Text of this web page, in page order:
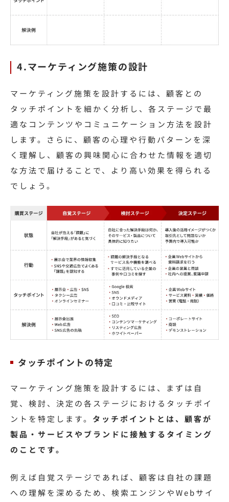
4.マーケティング施策の設計
マーケティング施策を設計するには、顧客との
タッチポイントを細かく分析し、各ステージで最
適なコンテンツやコミュニケーション方法を設計
します。さらに、顧客の心理や行動パターンを深
く理解し、顧客の興味関心に合わせた情報を適切
な方法で届けることで、より高い効果を得られる
でしょう。
タッチポイントの特定
マーケティング施策を設計するには、まずは自
覚、検討、決定の各ステージにおけるタッチポイ
ントを特定します。 タッチポイントとは、顧客が
製品・サービスやブランドに接触するタイミング
のことです。
例えば自覚ステージであれば、顧客は自社の課題
への理解を深めるため、検索エンジンやWebサイ